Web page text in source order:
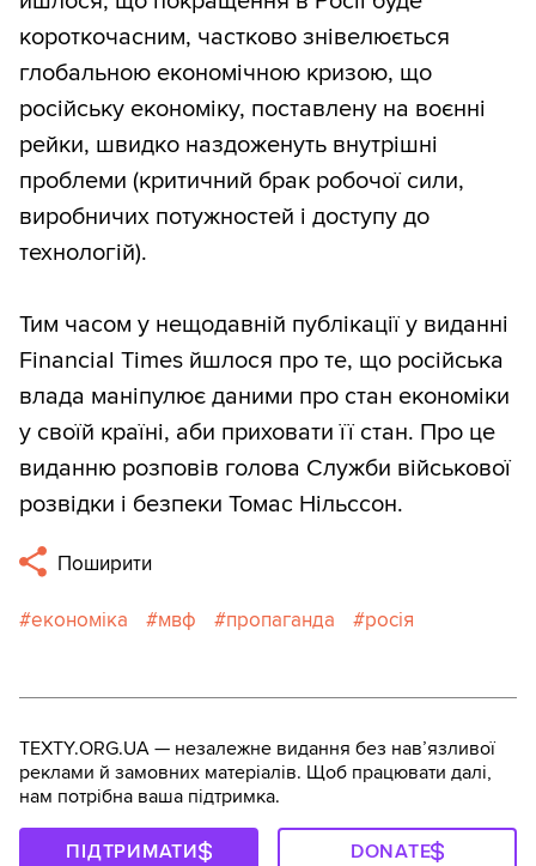
короткочасним, частково знівелюється
глобальною економічною кризою, що
російську економіку, поставлену на воєнні
рейки, швидко наздоженуть внутрішні
проблеми (критичний брак робочої сили,
виробничих потужностей і доступу до
технологій).
Тим часом у нещодавній публікації у виданні
Financial Times йшлося про те, що російська
влада маніпулює даними про стан економіки
у своїй країні, аби приховати її стан. Про це
виданню розповів голова Служби військової
розвідки і безпеки Томас Нільссон.
Поширити
економіка мвф пропаганда росія
TEXTY.ORG.UA — незалежне видання без навʼязливої
реклами й замовних матеріалів. Щоб працювати далі,
нам потрібна ваша підтримка.
ПІДТРИМАТИ DONATE